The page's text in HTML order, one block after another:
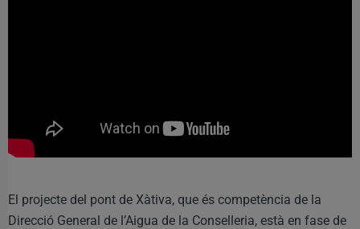
El projecte del pont de Xàtiva, que és competència de la
Direcció General de l’Aigua de la Conselleria, està en fase de